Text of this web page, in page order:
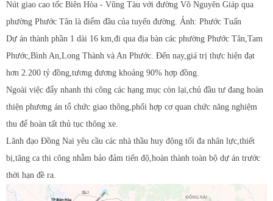
Nút giao cao tốc Biên Hòa - Vũng Tàu với đường Võ Nguyên Giáp qua
phường Phước Tân là điểm đầu của tuyến đường. Ảnh: Phước Tuấn
Dự án thành phần 1 dài 16 km,đi qua địa bàn các phường Phước Tân,Tam
Phước,Bình An,Long Thành và An Phước. Đến nay,giá trị thực hiện đạt
hơn 2.200 tỷ đồng,tương đương khoảng 90% hợp đồng.
Ngoài việc đẩy nhanh thi công các hạng mục còn lại,chủ đầu tư đang hoàn
thiện phương án tổ chức giao thông,phối hợp cơ quan chức năng nghiệm
thu để hoàn tất thủ tục thông xe.
Lãnh đạo Đồng Nai yêu cầu các nhà thầu huy động tối đa nhân lực,thiết
bị,tăng ca thi công nhằm bảo đảm tiến độ,hoàn thành toàn bộ dự án trước
thời hạn đề ra.